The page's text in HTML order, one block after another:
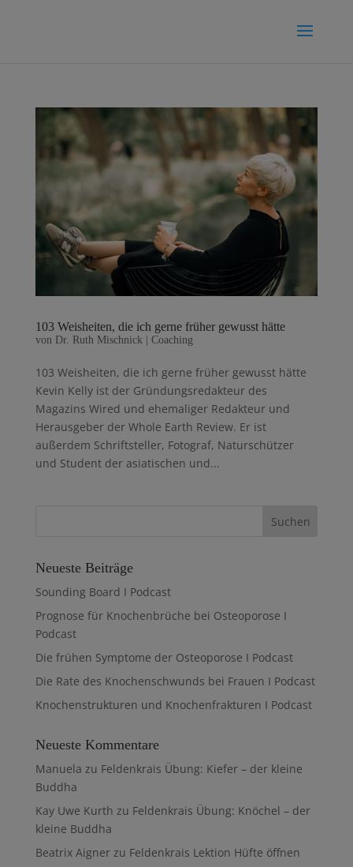
103 Weisheiten, die ich gerne früher gewusst hätte
von Dr. Ruth Mischnick Coaching
103 Weisheiten, die ich gerne früher gewusst hätte
Kevin Kelly ist der Gründungsredakteur des
Magazins Wired und ehemaliger Redakteur und
Herausgeber der Whole Earth Review. Er ist
außerdem Schriftsteller, Fotograf, Naturschützer
und Student der asiatischen und...
Neueste Beiträge
Sounding Board I Podcast
Prognose für Knochenbrüche bei Osteoporose I
Podcast
Die frühen Symptome der Osteoporose I Podcast
Die Rate des Knochenschwunds bei Frauen I Podcast
Knochenstrukturen und Knochenfrakturen I Podcast
Neueste Kommentare
Manuela zu Feldenkrais Übung: Kiefer – der kleine
Buddha
Kay Uwe Kurth zu Feldenkrais Übung: Knöchel – der
kleine Buddha
Beatrix Aignerzu Feldenkrais Lektion Hüfte öffnen